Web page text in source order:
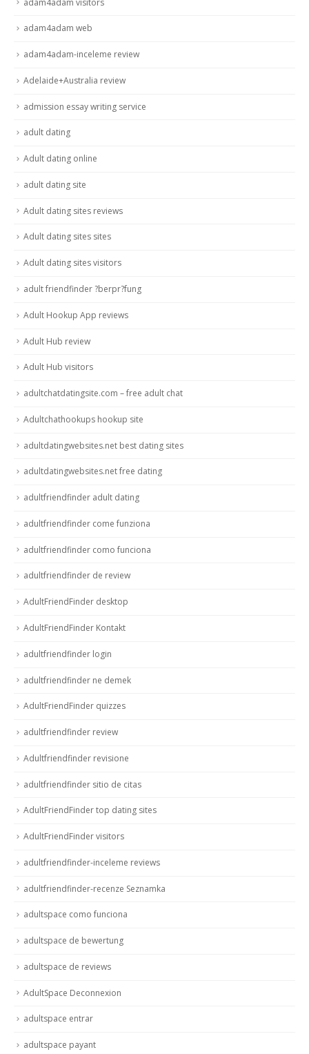
adam4adam web
adam4adam-inceleme review
Adelaide+Australia review
admission essay writing service
adult dating
Adult dating online
adult dating site
Adult dating sites reviews
Adult dating sites sites
Adult dating sites visitors
adult friendfinder ?berpr?fung
Adult Hookup App reviews
Adult Hub review
Adult Hub visitors
adultchatdatingsite.com – free adult chat
Adultchathookups hookup site
adultdatingwebsites.net best dating sites
adultdatingwebsites.net free dating
adultfriendfinder adult dating
adultfriendfinder come funziona
adultfriendfinder como funciona
adultfriendfinder de review
AdultFriendFinder desktop
AdultFriendFinder Kontakt
adultfriendfinder login
adultfriendfinder ne demek
AdultFriendFinder quizzes
adultfriendfinder review
Adultfriendfinder revisione
adultfriendfinder sitio de citas
AdultFriendFinder top dating sites
AdultFriendFinder visitors
adultfriendfinder-inceleme reviews
adultfriendfinder-recenze Seznamka
adultspace como funciona
adultspace de bewertung
adultspace de reviews
AdultSpace Deconnexion
adultspace entrar
adultspace payant